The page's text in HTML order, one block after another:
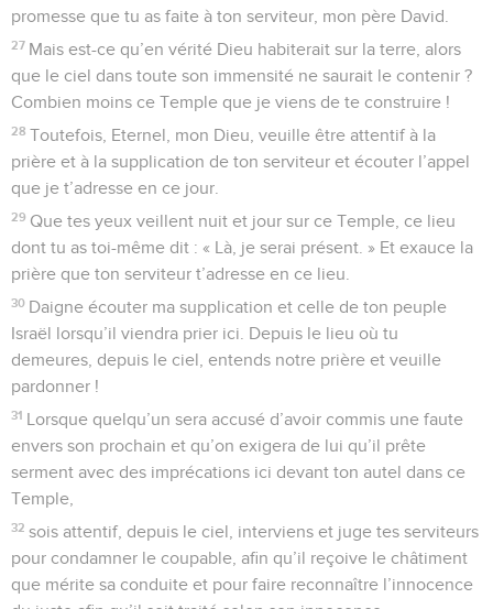
promesse que tu as faite à ton serviteur, mon père David.
27 Mais est-ce qu’en vérité Dieu habiterait sur la terre, alors
que le ciel dans toute son immensité ne saurait le contenir ?
Combien moins ce Temple que je viens de te construire !
28 Toutefois, Eternel, mon Dieu, veuille être attentif à la
prière et à la supplication de ton serviteur et écouter l’appel
que je t’adresse en ce jour.
29 Que tes yeux veillent nuit et jour sur ce Temple, ce lieu
dont tu as toi-même dit : « Là, je serai présent. » Et exauce la
prière que ton serviteur t’adresse en ce lieu.
30 Daigne écouter ma supplication et celle de ton peuple
Israël lorsqu’il viendra prier ici. Depuis le lieu où tu
demeures, depuis le ciel, entends notre prière et veuille
pardonner !
31 Lorsque quelqu’un sera accusé d’avoir commis une faute
envers son prochain et qu’on exigera de lui qu’il prête
serment avec des imprécations ici devant ton autel dans ce
Temple,
32 sois attentif, depuis le ciel, interviens et juge tes serviteurs
pour condamner le coupable, afin qu’il reçoive le châtiment
que mérite sa conduite et pour faire reconnaître l’innocence